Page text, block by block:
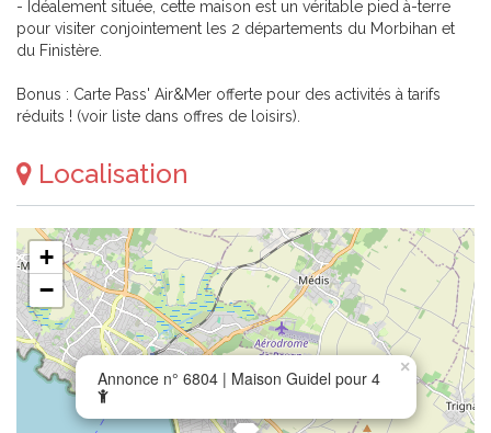
- Idéalement située, cette maison est un véritable pied à-terre
pour visiter conjointement les 2 départements du Morbihan et
du Finistère.
Bonus : Carte Pass' Air&Mer offerte pour des activités à tarifs
réduits ! (voir liste dans offres de loisirs).
Localisation
Annonce n° 6804 | Maison Guidel pour 4
×
+
−